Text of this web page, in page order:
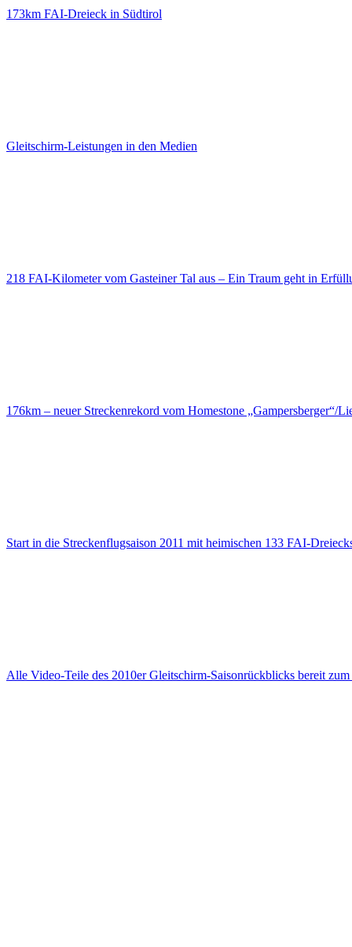
173km FAI-Dreieck in Südtirol
Gleitschirm-Leistungen in den Medien
218 FAI-Kilometer vom Gasteiner Tal aus – Ein Traum geht in
176km – neuer Streckenrekord vom Homestone „Gampersberger“/
Start in die Streckenflugsaison 2011 mit heimischen 133 FAI-
Alle Video-Teile des 2010er Gleitschirm-Saisonrückblicks bereit